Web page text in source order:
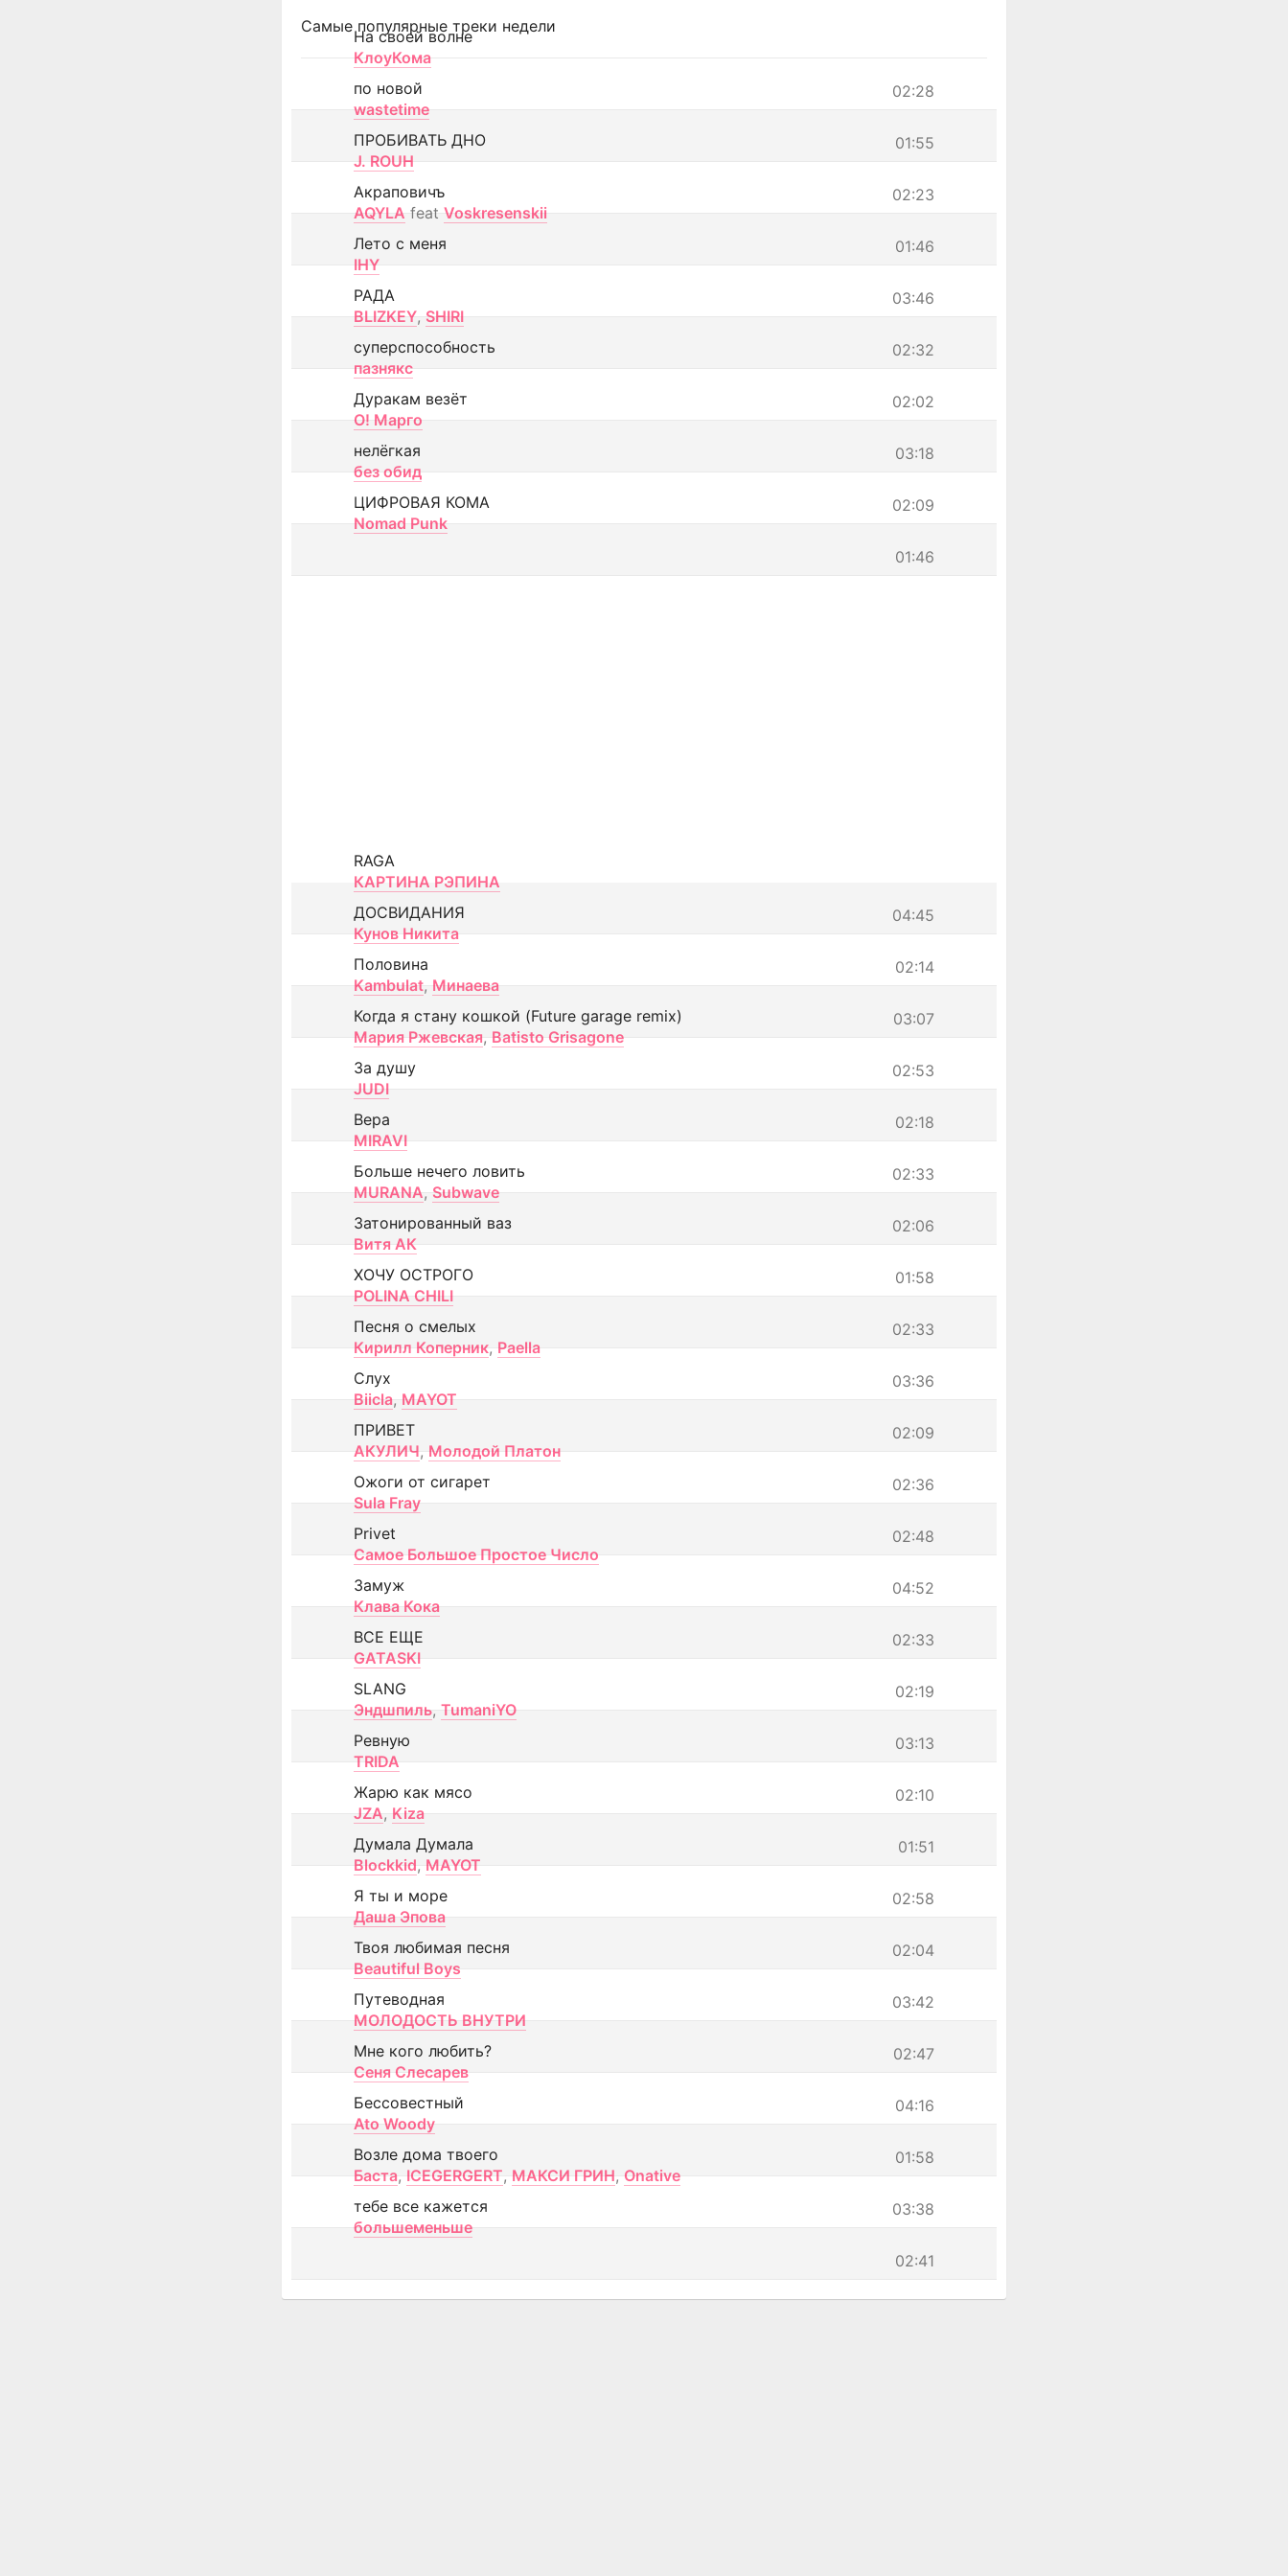
Самые популярные треки недели
На своей волне
КлоуКома
02:28
по новой
wastetime
01:55
ПРОБИВАТЬ ДНО
J. ROUH
02:23
Акраповичъ
AQYLA feat Voskresenskii
01:46
Лето с меня
IHY
03:46
РАДА
BLIZKEY, SHIRI
02:32
суперспособность
пазнякс
02:02
Дуракам везёт
О! Марго
03:18
нелёгкая
без обид
02:09
ЦИФРОВАЯ КОМА
Nomad Punk
01:46
RAGA
КАРТИНА РЭПИНА
04:45
ДОСВИДАНИЯ
Кунов Никита
02:14
Половина
Kambulat, Минаева
03:07
Когда я стану кошкой (Future garage remix)
Мария Ржевская, Batisto Grisagone
02:53
За душу
JUDI
02:18
Вера
MIRAVI
02:33
Больше нечего ловить
MURANA, Subwave
02:06
Затонированный ваз
Витя АК
01:58
ХОЧУ ОСТРОГО
POLINA CHILI
02:33
Песня о смелых
Кирилл Коперник, Paella
03:36
Слух
Biicla, MAYOT
02:09
ПРИВЕТ
АКУЛИЧ, Молодой Платон
02:36
Ожоги от сигарет
Sula Fray
02:48
Privet
Самое Большое Простое Число
04:52
Замуж
Клава Кока
02:33
ВСЕ ЕЩЕ
GATASKI
02:19
SLANG
Эндшпиль, TumaniYO
03:13
Ревную
TRIDA
02:10
Жарю как мясо
JZA, Kiza
01:51
Думала Думала
Blockkid, MAYOT
02:58
Я ты и море
Даша Эпова
02:04
Твоя любимая песня
Beautiful Boys
03:42
Путеводная
МОЛОДОСТЬ ВНУТРИ
02:47
Мне кого любить?
Сеня Слесарев
04:16
Бессовестный
Ato Woody
01:58
Возле дома твоего
Баста, ICEGERGERT, МАКСИ ГРИН, Onative
03:38
тебе все кажется
большеменьше
02:41